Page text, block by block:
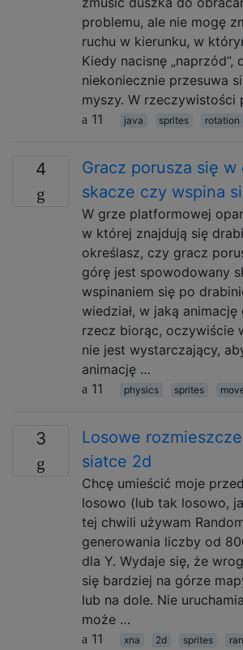
problemu, ale nie mogę
ruchu w kierunku, w
Kiedy nacisnę „naprzód”,
niekoniecznie przesuwa
myszy. W rzeczywistości
11
java sprites rotation
4
Gracz porusza się
skacze czy wspina
W grze platformowej
w której znajdują się
określasz, czy gracz
górę jest spowodowany
wspinaniem się po
wiedział, w jaką
rzecz biorąc, oczywiście
nie jest wystarczający,
animację …
11
physics sprites
3
Losowe
siatce 2d
Chcę umieścić moje
losowo (lub tak losowo,
tej chwili używam
generowania liczby od
dla Y. Wydaje się, że
się bardziej na górze
lub na dole. Nie
może …
11
xna 2d sprites